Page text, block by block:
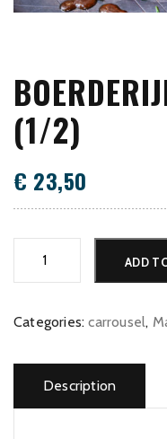
(1/2)
€ 23,50
(1/2)
ADD
Categories:carrousel,
Description